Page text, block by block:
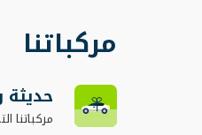
مركباتنا
مركباتنا